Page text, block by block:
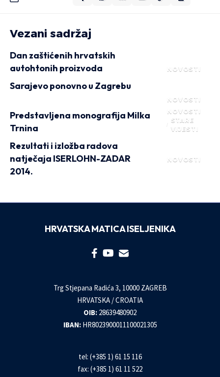
Vezani sadržaj
NOVOSTI
Dan zaštićenih hrvatskih
autohtonih proizvoda
NOVOSTI
Sarajevo ponovno u Zagrebu
NOVOSTI
STARE
VIJESTI
Predstavljena monografija Milka
Trnina
NOVOSTI
Rezultati i izložba radova
natječaja ISERLOHN-ZADAR
2014.
HRVATSKA MATICA ISELJENIKA
Trg Stjepana Radića 3, 10000 ZAGREB
HRVATSKA / CROATIA
OIB: 28639480902
IBAN: HR8023900011100021305
tel: (+385 1) 61 15 116
fax: (+385 1) 61 11 522